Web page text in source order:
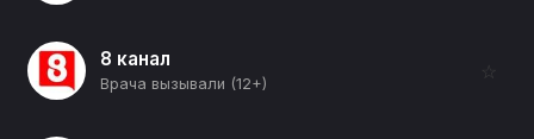
8 канал
Врача вызывали (12+)
☆